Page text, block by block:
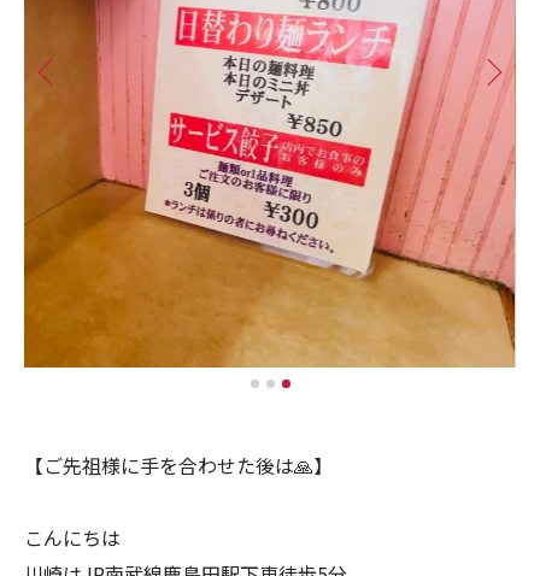
【ご先祖様に手を合わせた後は🙏】
こんにちは